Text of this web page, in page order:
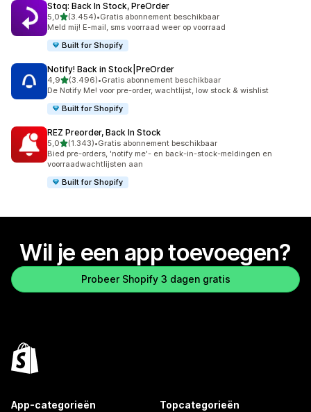
Stoq: Back In Stock, PreOrder
5,0van 5 sterren
(3.454)
3454 recensies in totaal
•Gratis abonnement beschikbaar
Meld mij! E-mail, sms voorraad weer op voorraad
Built for Shopify
Notify! Back in Stock|PreOrder
4,9van 5 sterren
(3.496)
3496 recensies in totaal
•Gratis abonnement beschikbaar
De Notify Me! voor pre-order, wachtlijst, low stock & wishlist
Built for Shopify
REZ Preorder, Back In Stock
5,0van 5 sterren
(1.343)
1343 recensies in totaal
•Gratis abonnement beschikbaar
Bied pre-orders, 'notify me'- en back-in-stock-meldingen en
voorraadwachtlijsten aan
Built for Shopify
Wil je een app toevoegen?
Probeer Shopify 3 dagen gratis
App-categorieën Topcategorieën